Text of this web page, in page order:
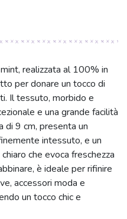
realizzata al 100% in
per donare un tocco di
Il tessuto, morbido e
e una grande facilità
di 9 cm, presenta un
intessuto, e un
che evoca freschezza
è ideale per rifinire
accessori moda e
un tocco chic e